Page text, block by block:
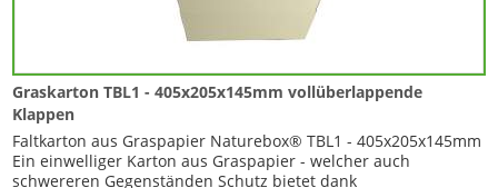
Graskarton TBL1 - 405x205x145mm vollüberlappende
Klappen
Faltkarton aus Graspapier Naturebox® TBL1 - 405x205x145mm
Ein einwelliger Karton aus Graspapier - welcher auch
schwereren Gegenständen Schutz bietet dank